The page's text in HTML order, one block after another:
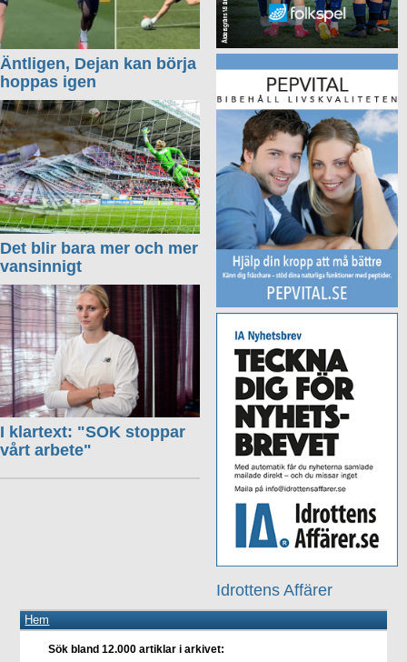
Idrottens Affärer
Äntligen, Dejan kan börja
hoppas igen
Det blir bara mer och mer
vansinnigt
I klartext: "SOK stoppar
vårt arbete"
Hem
Sök bland 12.000 artiklar i arkivet: